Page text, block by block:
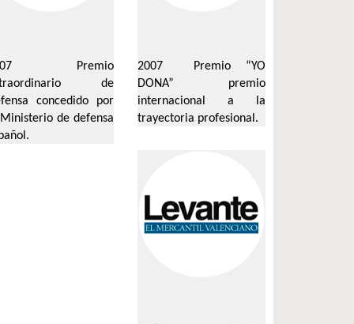
Premio
de
concedido por
de defensa
2007
Premio “YO
DONA” premio
internacional a la
trayectoria profesional.